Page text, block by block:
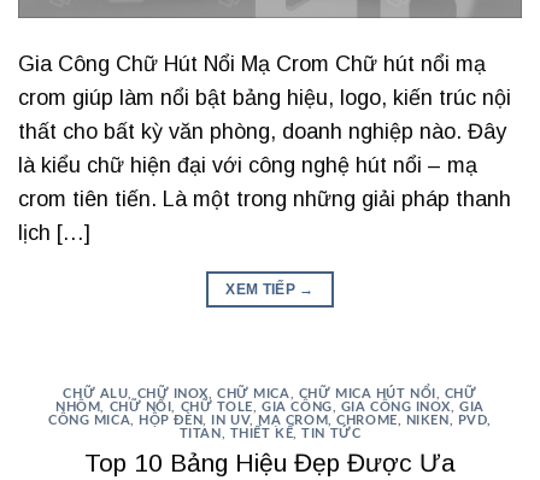
Gia Công Chữ Hút Nổi Mạ Crom Chữ hút nổi mạ
crom giúp làm nổi bật bảng hiệu, logo, kiến trúc nội
thất cho bất kỳ văn phòng, doanh nghiệp nào. Đây
là kiểu chữ hiện đại với công nghệ hút nổi – mạ
crom tiên tiến. Là một trong những giải pháp thanh
lịch […]
XEM TIẾP →
CHỮ ALU CHỮ INOX ,CHỮ MICA CHỮ MICA HÚT NỔI
CHỮ
NHÔM
CHỮ NỔI CHỮ TOLE ,GIA CÔNG GIA CÔNG INOX ,GIA
CÔNG MICA
HỘP ĐÈN IN UV,
MẠ CROM, CHROME, NIKEN, PVD,
TITAN
THIẾT KẾ ,TIN TỨC
Top 10 Bảng Hiệu Đẹp Được Ưa